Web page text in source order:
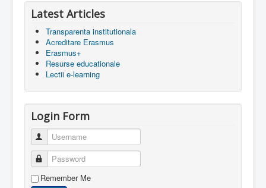
Latest Articles
Transparenta institutionala
Acreditare Erasmus
Erasmus+
Resurse educationale
Lectii e-learning
Login Form
Username
Password
Remember Me